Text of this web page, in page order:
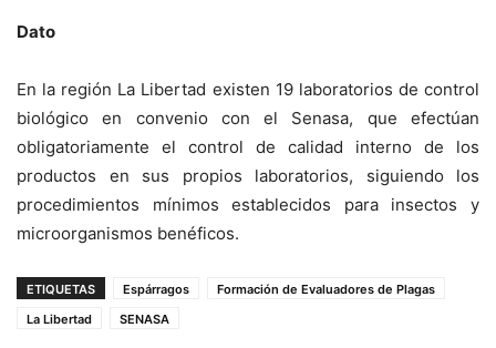
Dato
En la región La Libertad existen 19 laboratorios de control
biológico en convenio con el Senasa, que efectúan
obligatoriamente el control de calidad interno de los
productos en sus propios laboratorios, siguiendo los
procedimientos mínimos establecidos para insectos y
microorganismos benéficos.
ETIQUETAS Espárragos
Formación de Evaluadores de Plagas
La Libertad
SENASA